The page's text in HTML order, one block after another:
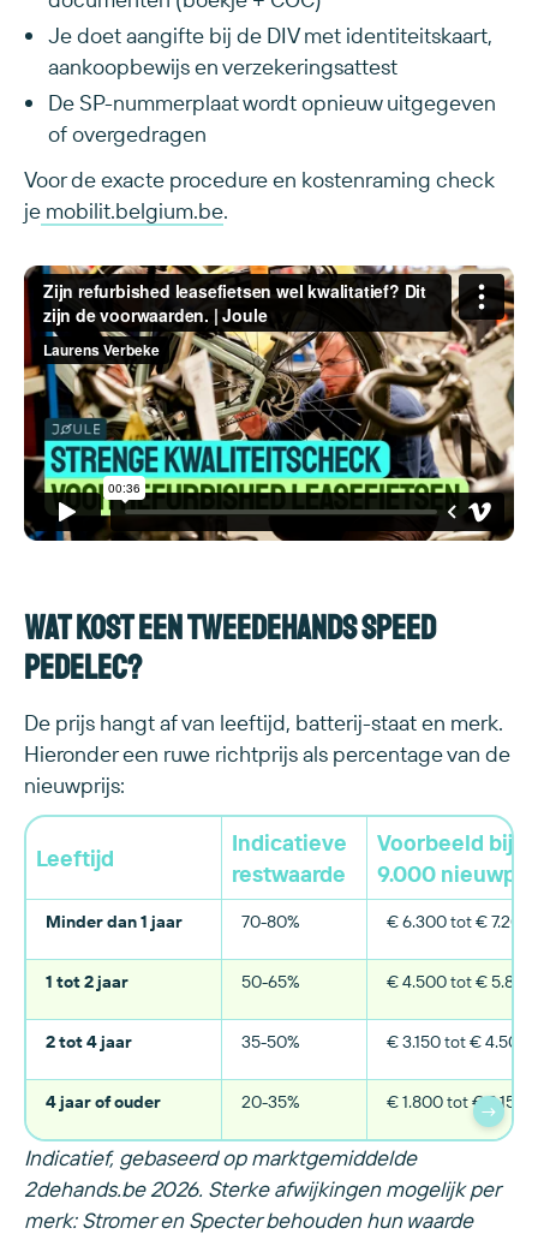
Je doet aangifte bij de DIV met identiteitskaart,
aankoopbewijs en verzekeringsattest
De SP-nummerplaat wordt opnieuw uitgegeven
of overgedragen
Voor de exacte procedure en kostenraming check
je mobilit.belgium.be.
Wat kost een tweedehands speed
pedelec?
De prijs hangt af van leeftijd, batterij-staat en merk.
Hieronder een ruwe richtprijs als percentage van de
nieuwprijs:
Leeftijd
Indicatieve
restwaarde
Voorbeeld bij €
9.000
Minder dan 1 jaar 70-80% € 6.300 tot € 7.200
1 tot 2 jaar 50-65% € 4.500 tot € 5.850
2 tot 4 jaar 35-50% € 3.150 tot € 4.500
4 jaar of ouder 20-35% € 1.800 tot € 3.150
→
Indicatief, gebaseerd op marktgemiddelde
2dehands.be 2026. Sterke afwijkingen mogelijk per
merk: Stromer en Specter behouden hun waarde